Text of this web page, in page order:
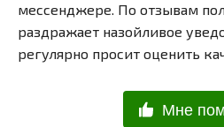
мессенджере. По отзывам
раздражает назойливое
регулярно просит оценить
Мне